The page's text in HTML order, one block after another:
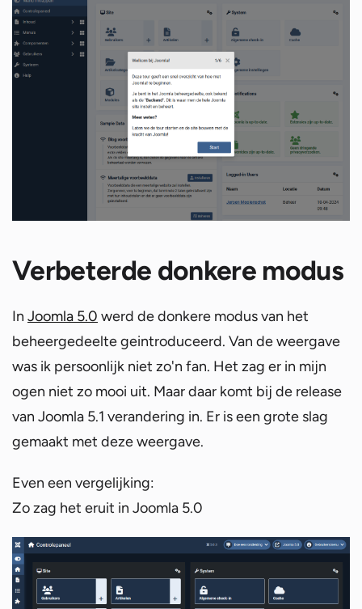
Verbeterde donkere modus
In Joomla 5.0 werd de donkere modus van het
beheergedeelte geintroduceerd. Van de weergave
was ik persoonlijk niet zo'n fan. Het zag er in mijn
ogen niet zo mooi uit. Maar daar komt bij de release
van Joomla 5.1 verandering in. Er is een grote slag
gemaakt met deze weergave.
Even een vergelijking:
Zo zag het eruit in Joomla 5.0